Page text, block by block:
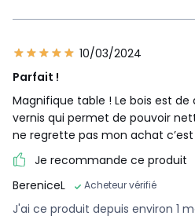
10/03/2024
Parfait !
Magnifique table ! Le bois est
vernis qui permet de pouvoir
ne regrette pas mon achat
Je recommande ce produit
BereniceL
Acheteur vérifié
J'ai ce produit depuis environ 1